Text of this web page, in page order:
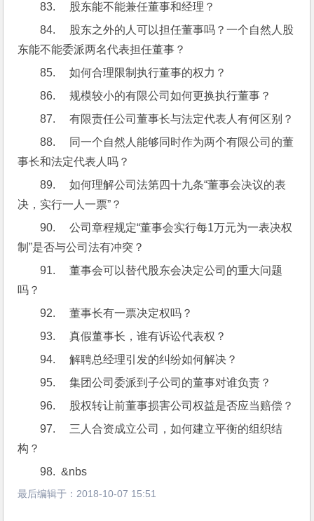
83.     股东能不能兼任董事和经理？
84.     股东之外的人可以担任董事吗？一个自然人股
东能不能委派两名代表担任董事？
85.     如何合理限制执行董事的权力？
86.     规模较小的有限公司如何更换执行董事？
87.     有限责任公司董事长与法定代表人有何区别？
88.     同一个自然人能够同时作为两个有限公司的董
事长和法定代表人吗？
89.     如何理解公司法第四十九条“董事会决议的表
决，实行一人一票”？
90.     公司章程规定“董事会实行每1万元为一表决权
制”是否与公司法有冲突？
91.     董事会可以替代股东会决定公司的重大问题
吗？
92.     董事长有一票决定权吗？
93.     真假董事长，谁有诉讼代表权？
94.     解聘总经理引发的纠纷如何解决？
95.     集团公司委派到子公司的董事对谁负责？
96.     股权转让前董事损害公司权益是否应当赔偿？
97.     三人合资成立公司，如何建立平衡的组织结
构？
98.  &nbs
最后编辑于： 2018-10-07 15:51